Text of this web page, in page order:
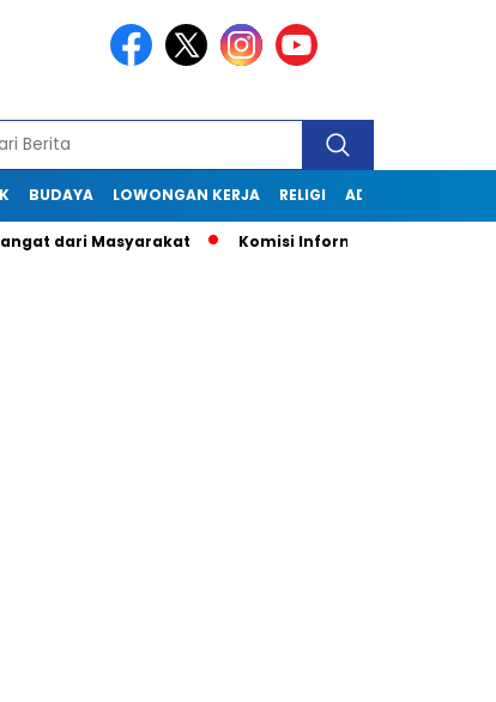
BUDAYA LOWONGAN KERJA RELIGI ADVERTORIAL
Masyarakat Komisi Informasi Jabar Kunjungi